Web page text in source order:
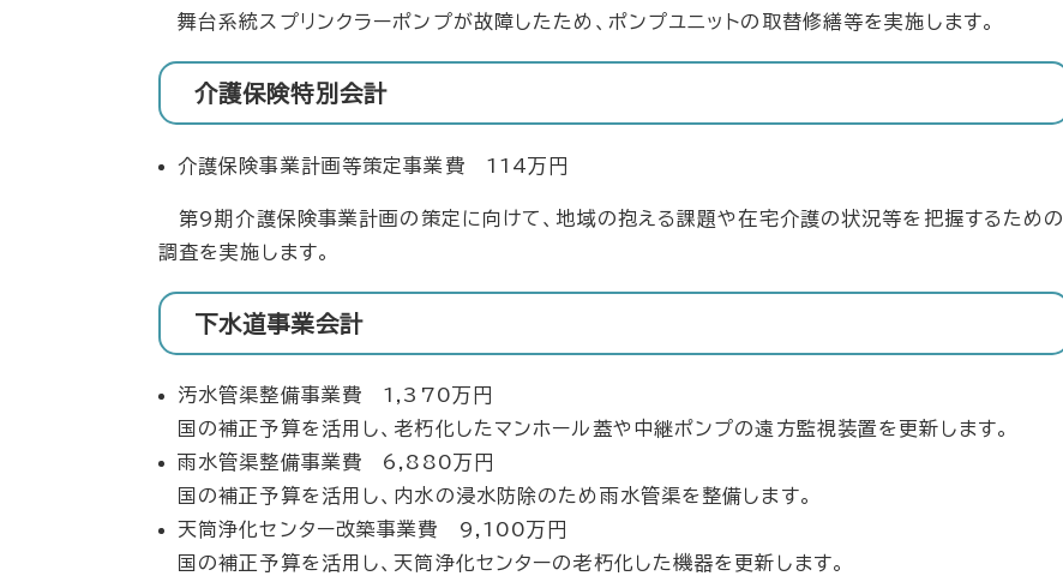
舞台系統スプリンクラーポンプが故障したため、ポンプユニットの取替修繕等を実施します。
介護保険特別会計
介護保険事業計画等策定事業費 114万円
第9期介護保険事業計画の策定に向けて、地域の抱える課題や在宅介護の状況等を把握するための
調査を実施します。
下水道事業会計
汚水管渠整備事業費 1,370万円
国の補正予算を活用し、老朽化したマンホール蓋や中継ポンプの遠方監視装置を更新します。
雨水管渠整備事業費 6,880万円
国の補正予算を活用し、内水の浸水防除のため雨水管渠を整備します。
天筒浄化センター改築事業費 9,100万円
国の補正予算を活用し、天筒浄化センターの老朽化した機器を更新します。